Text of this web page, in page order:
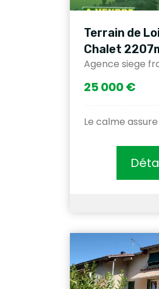
Terrain de
Chalet
Agence siege
25 000 €
Le calme assure